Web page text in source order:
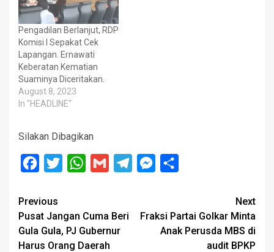
Pengadilan Berlanjut, RDP
Komisi I Sepakat Cek
Lapangan. Ernawati
Keberatan Kematian
Suaminya Diceritakan.
August 8, 2023
In "HEADLINE"
Silakan Dibagikan
Facebook
Twitter WhatsApp
Gmail TelegramMessenger
Post
navigation
Previous
Pusat Jangan Cuma Beri
Gula Gula, PJ Gubernur
Harus Orang Daerah
Next
Fraksi Partai Golkar Minta
Anak Perusda MBS di
audit BPKP